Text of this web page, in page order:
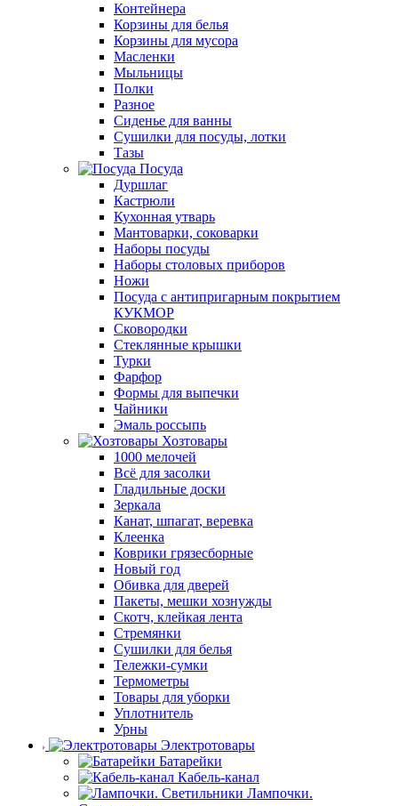
Контейнера
Корзины для белья
Корзины для мусора
Масленки
Мыльницы
Полки
Разное
Сиденье для ванны
Сушилки для посуды, лотки
Тазы
Посуда
Дуршлаг
Кастрюли
Кухонная утварь
Мантоварки, соковарки
Наборы посуды
Наборы столовых приборов
Ножи
Посуда с антипригарным покрытием
КУКМОР
Сковородки
Стеклянные крышки
Турки
Фарфор
Формы для выпечки
Чайники
Эмаль россыпь
Хозтовары
1000 мелочей
Всё для засолки
Гладильные доски
Зеркала
Канат, шпагат, веревка
Клеенка
Коврики грязесборные
Новый год
Обивка для дверей
Пакеты, мешки хознужды
Скотч, клейкая лента
Стремянки
Сушилки для белья
Тележки-сумки
Термометры
Товары для уборки
Уплотнитель
Урны
Электротовары
Батарейки
Кабель-канал
Лампочки.